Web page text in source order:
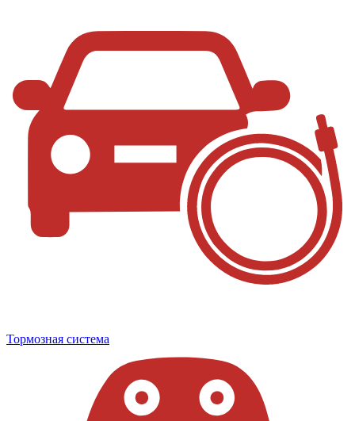
Тормозная система